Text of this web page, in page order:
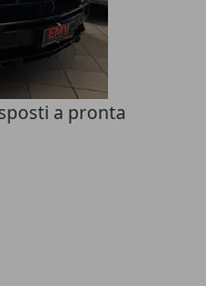
a pronta